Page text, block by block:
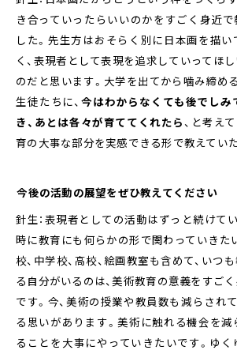
き合っていったらいいのかをすごく身近
した。先生方はおそらく別に日本画を描
く、表現者として表現を追求していってほ
のだと思います。大学を出てから噛み締め
生徒たちに、今はわからなくても後でしみ
き、あとは各々が育ててくれたら、と考え
育の大事な部分を実感できる形で教えてい
――今後の活動の展望をぜひ教えてください
針生：表現者としての活動はずっと続けて
時に教育にも何らかの形で関わっていきた
校、中学校、高校、絵画教室も含めて、いつ
る自分がいるのは、美術教育の意義をすご
です。今、美術の授業や教員数も減らされ
る思いがあります。美術に触れる機会を
ることを大事にやっていきたいです。ゆ